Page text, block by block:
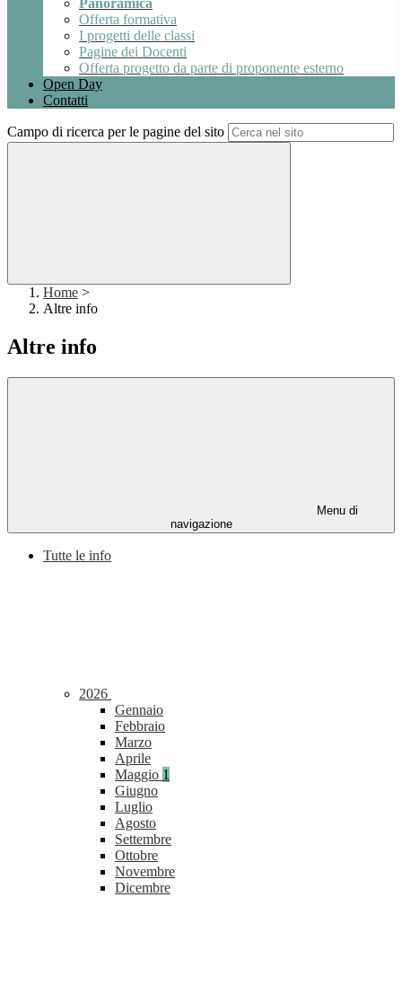
Panoramica
Offerta formativa
I progetti delle classi
Pagine dei Docenti
Offerta progetto da parte di proponente esterno
Open Day
Contatti
Campo di ricerca per le pagine del sito
Home >
Altre info
Altre info
Menu di
navigazione
Tutte le info
2026
Gennaio
Febbraio
Marzo
Aprile
Maggio 1
Giugno
Luglio
Agosto
Settembre
Ottobre
Novembre
Dicembre